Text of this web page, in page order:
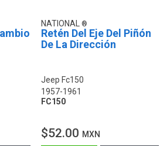
NATIONAL
Retén Del Eje Del Piñón
De La Dirección
Jeep Fc150
1957-1961
FC150
$52.00 MXN